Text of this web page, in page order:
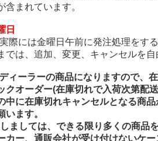
含まれています。
日
際には金曜日午前に発注処理をす
では、追加、変更、キャンセルを
ィーラーの商品になりますので、
クオーダー(在庫切れで入荷次第配
中に在庫切れキャンセルとなる商
います。
ましては、できる限り多くの商品
カー、通販会社が受け付けないケ